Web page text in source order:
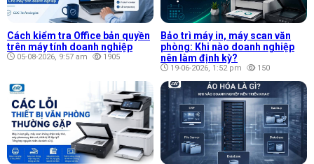
Cách kiểm tra Office bản quyền
trên máy tính doanh nghiệp
05-08-2026, 9:57 am 1905
Bảo trì máy in, máy scan văn
phòng: Khi nào doanh nghiệp
nên làm định kỳ?
19-06-2026, 1:52 pm 150